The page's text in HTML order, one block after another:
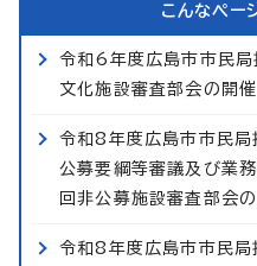
こんなペー
令和6年度広島市市民
文化施設審査部会の開催
令和8年度広島市市民
公募要綱等審議及び業
回非公募施設審査部会
令和8年度広島市市民